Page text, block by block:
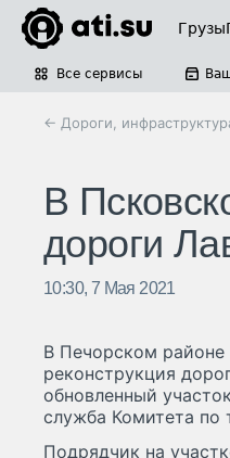
Грузы
Все сервисы
← Дороги,
В
дороги
10:30, 7 Мая 2021
В Печорском
реконструкция
обновленный
служба Комитета по
Подрядчик на